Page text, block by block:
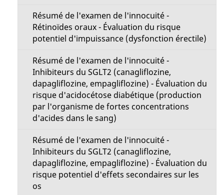
Résumé de l'examen de l'innocuité -
Rétinoïdes oraux - Évaluation du risque
potentiel d'impuissance (dysfonction érectile)
Résumé de l'examen de l'innocuité -
Inhibiteurs du SGLT2 (canagliflozine,
dapagliflozine, empagliflozine) - Évaluation du
risque d'acidocétose diabétique (production
par l'organisme de fortes concentrations
d'acides dans le sang)
Résumé de l'examen de l'innocuité -
Inhibiteurs du SGLT2 (canagliflozine,
dapagliflozine, empagliflozine) - Évaluation du
risque potentiel d'effets secondaires sur les
os